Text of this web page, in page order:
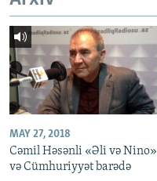
MAY 27, 2018
Cəmil Həsənli «Əli və Nino»
və Cümhuriyyət barədə